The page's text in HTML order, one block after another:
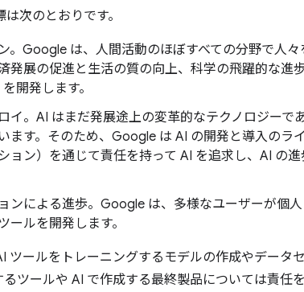
次のとおりです。
。Google は、人間活動のほぼすべての分野で人
発展の促進と生活の質の向上、科学の飛躍的な進
開発します。
イ。AI はまだ発展途上の変革的なテクノロジーで
ます。そのため、Google は AI の開発と導入のラ
ョン）を通じて責任を持って AI を追求し、AI の
ンによる進歩。Google は、多様なユーザーが個
ールを開発します。
ツールをトレーニングするモデルの作成やデータ
ツールや AI で作成する最終製品については責任を